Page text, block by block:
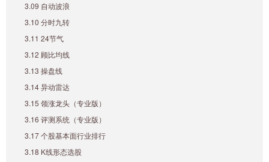
3.09 自动波浪
3.10 分时九转
3.11 24节气
3.12 顾比均线
3.13 操盘线
3.14 异动雷达
3.15 领涨龙头（专业版）
3.16 评测系统（专业版）
3.17 个股基本面行业排行
3.18 K线形态选股